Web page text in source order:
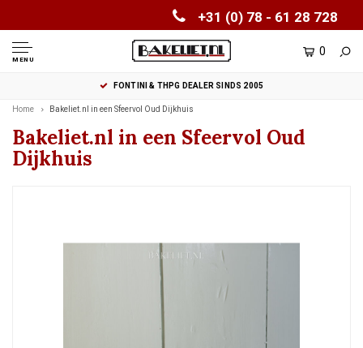
+31 (0) 78 - 61 28 728
MENU
0
FONTINI & THPG DEALER SINDS 2005
Home Bakeliet.nl in een Sfeervol Oud Dijkhuis
Bakeliet.nl in een Sfeervol Oud
Dijkhuis